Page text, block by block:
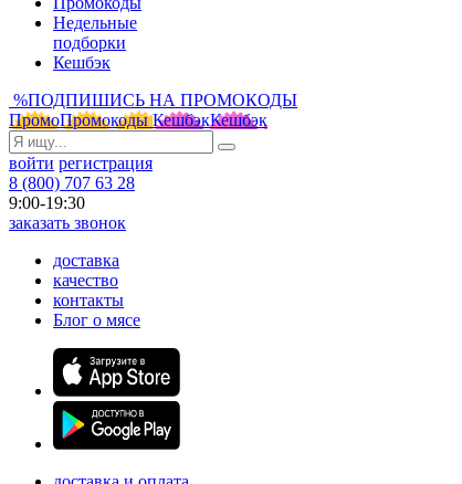
Недельные
подборки
Кешбэк
%ПОДПИШИСЬ НА ПРОМОКОДЫ
ПромоПромокоды КешбэкКешбэк
войти регистрация
8 (800) 707 63 28
9:00-19:30
заказать звонок
доставка
качество
контакты
Блог о мясе